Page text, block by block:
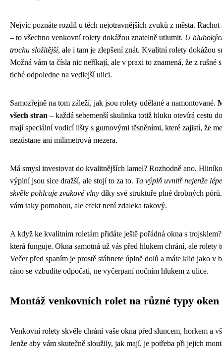
Nejvíc poznáte rozdíl u těch nejotravnějších zvuků z města.
– to všechno venkovní rolety dokážou znatelně utlumit. U
trochu složitější, ale i tam je zlepšení znát. Kvalitní rolety dokážou
Možná vám ta čísla nic neříkají, ale v praxi to znamená, že z rušné
tiché odpoledne na vedlejší ulici.
Samozřejně na tom záleží, jak jsou rolety udělané a namontované.
všech stran – každá sebemenší skulinka totiž hluku otevírá cestu
mají speciální vodicí lišty s gumovými těsněními, které zajistí, že
nezůstane ani milimetrová mezera.
Má smysl investovat do kvalitnějších lamel? Rozhodně ano.
výplní jsou sice dražší, ale stojí to za to. Ta výplň uvnitř nejenže
skvěle pohlcuje zvukové vlny díky své struktuře plné drobných
vám taky pomohou, ale efekt není zdaleka takový.
A když ke kvalitním roletám přidáte ještě pořádná okna s
která funguje. Okna samotná už vás před hlukem chrání, ale rolety
Večer před spaním je prostě stáhnete úplně dolů a máte klid jako v
ráno se vzbudíte odpočatí, ne vyčerpaní nočním hlukem z ulice.
Montáž venkovních rolet na různé typy oken
Venkovní rolety skvěle chrání vaše okna před sluncem, horkem a
Jenže aby vám skutečně sloužily, jak mají, je potřeba při jejich